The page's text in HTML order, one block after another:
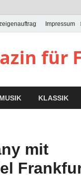
Impressum
für
MUSIK KLASSIK
mit